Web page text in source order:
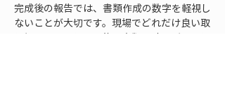
完成後の報告では、書類作成の数字を軽視し
ないことが大切です。現場でどれだけ良い取
り組みをしても、最後の書類で時間がかかり